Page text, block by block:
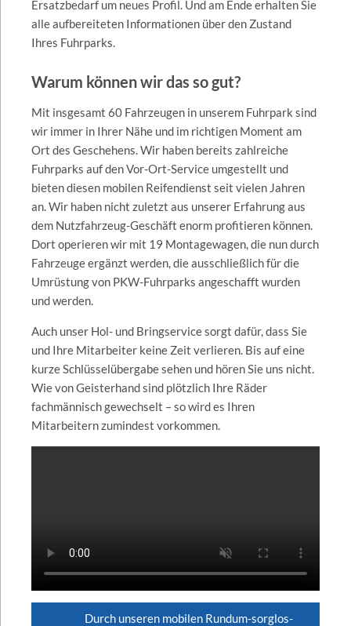
Ersatzbedarf um neues Profil. Und am Ende erhalten Sie
alle aufbereiteten Informationen über den Zustand
Ihres Fuhrparks.
Warum können wir das so gut?
Mit insgesamt 60 Fahrzeugen in unserem Fuhrpark sind
wir immer in Ihrer Nähe und im richtigen Moment am
Ort des Geschehens. Wir haben bereits zahlreiche
Fuhrparks auf den Vor-Ort-Service umgestellt und
bieten diesen mobilen Reifendienst seit vielen Jahren
an. Wir haben nicht zuletzt aus unserer Erfahrung aus
dem Nutzfahrzeug-Geschäft enorm profitieren können.
Dort operieren wir mit 19 Montagewagen, die nun durch
Fahrzeuge ergänzt werden, die ausschließlich für die
Umrüstung von PKW-Fuhrparks angeschafft wurden
und werden.
Auch unser Hol- und Bringservice sorgt dafür, dass Sie
und Ihre Mitarbeiter keine Zeit verlieren. Bis auf eine
kurze Schlüsselübergabe sehen und hören Sie uns nicht.
Wie von Geisterhand sind plötzlich Ihre Räder
fachmännisch gewechselt – so wird es Ihren
Mitarbeitern zumindest vorkommen.
Durch unseren mobilen Rundum-sorglos-